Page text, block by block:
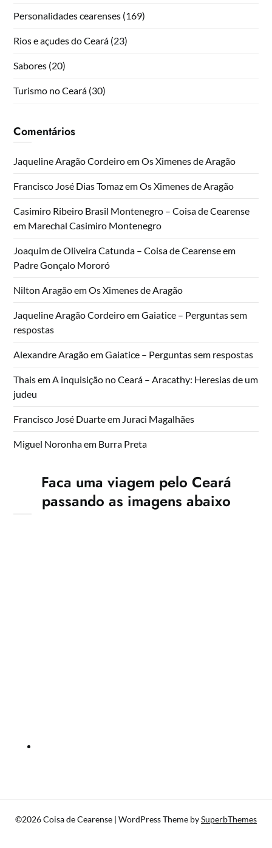
Personalidades cearenses (169)
Rios e açudes do Ceará (23)
Sabores (20)
Turismo no Ceará (30)
Comentários
Jaqueline Aragão CordeiroemOs Ximenes de Aragão
Francisco José Dias TomazemOs Ximenes de Aragão
Casimiro Ribeiro Brasil Montenegro – Coisa de Cearense
em Marechal Casimiro Montenegro
Joaquim de Oliveira Catunda – Coisa de Cearenseem
Padre Gonçalo Mororó
Nilton AragãoemOs Ximenes de Aragão
Jaqueline Aragão CordeiroemGaiatice – Perguntas sem
respostas
Alexandre AragãoemGaiatice – Perguntas sem respostas
ThaisemA inquisição no Ceará – Aracathy: Heresias de um
judeu
Francisco José Duarteem Juraci Magalhães
Miguel Noronhaem Burra Preta
Faca uma viagem pelo Ceará
passando as imagens abaixo
©2026 Coisa de Cearense | WordPress Theme bySuperbThemes